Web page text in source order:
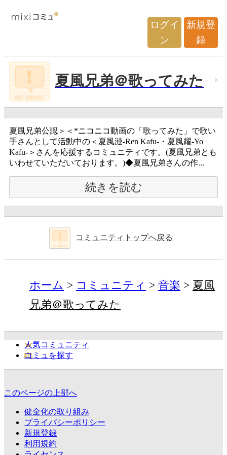
ログイ
ン
新規登
録
夏風兄弟＠歌ってみた
夏風兄弟公認＞＜*ニコニコ動画の「歌ってみた」で歌い
手さんとして活動中の＜夏風漣-Ren Kafu-・夏風耀-Yo
Kafu-＞さんを応援するコミュニティです。(夏風兄弟とも
いわせていただいております。)◆夏風兄弟さんの作...
続きを読む
コミュニティトップへ戻る
ホーム コミュニティ 音楽
夏風
兄弟＠歌ってみた
人気コミュニティ
コミュを探す
このページの上部へ
健全化の取り組み
プライバシーポリシー
新規登録
利用規約